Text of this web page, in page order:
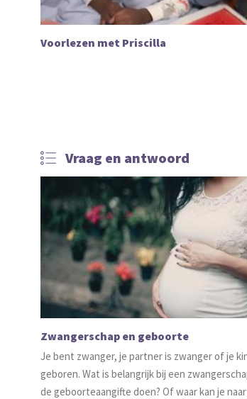
Voorlezen met Priscilla
Vraag en antwoord
Zwangerschap en geboorte
Je bent zwanger, je partner is zwanger of je
geboren. Wat is belangrijk bij een
de geboorteaangifte doen? Of waar kan je